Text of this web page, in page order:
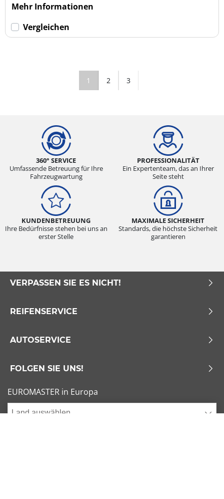
Mehr Informationen
Vergleichen
1 2 3
360° SERVICE
Umfassende Betreuung für Ihre
Fahrzeugwartung
PROFESSIONALITÄT
Ein Expertenteam, das an Ihrer
Seite steht
KUNDENBETREUUNG
Ihre Bedürfnisse stehen bei uns an
erster Stelle
MAXIMALE SICHERHEIT
Standards, die höchste Sicherheit
garantieren
VERPASSEN SIE ES NICHT!
REIFENSERVICE
AUTOSERVICE
FOLGEN SIE UNS!
EUROMASTER in Europa
Land auswählen